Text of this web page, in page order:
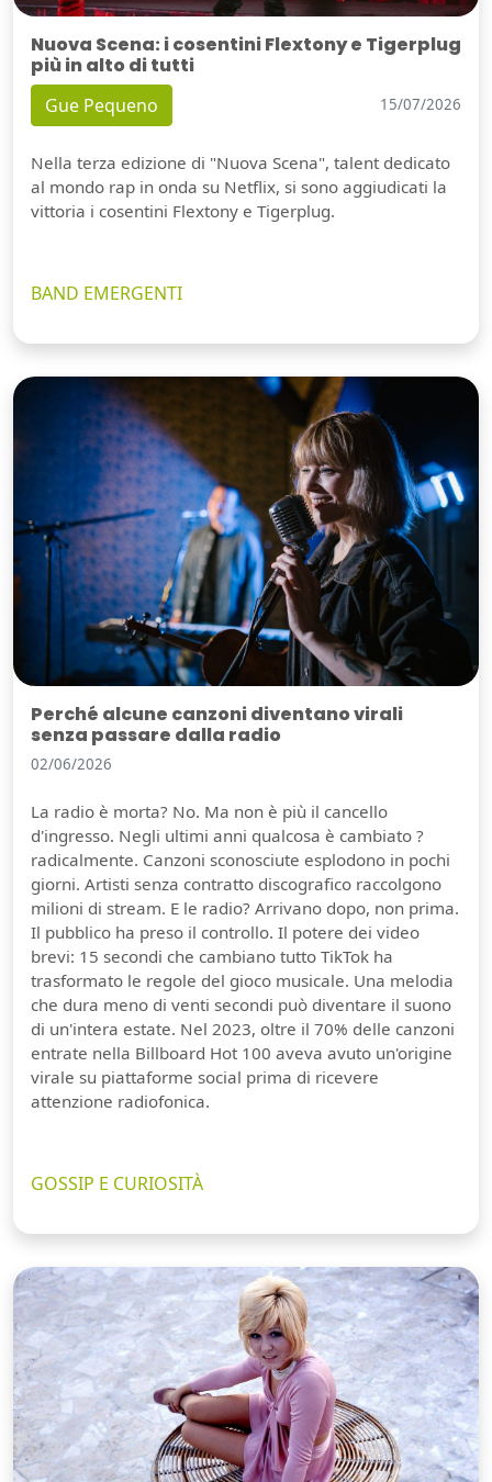
Nuova Scena: i cosentini Flextony e Tigerplug
più in alto di tutti
Gue Pequeno 15/07/2026
Nella terza edizione di "Nuova Scena", talent dedicato
al mondo rap in onda su Netflix, si sono aggiudicati la
vittoria i cosentini Flextony e Tigerplug.
BAND EMERGENTI
Perché alcune canzoni diventano virali
senza passare dalla radio
02/06/2026
La radio è morta? No. Ma non è più il cancello
d'ingresso. Negli ultimi anni qualcosa è cambiato ?
radicalmente. Canzoni sconosciute esplodono in pochi
giorni. Artisti senza contratto discografico raccolgono
milioni di stream. E le radio? Arrivano dopo, non prima.
Il pubblico ha preso il controllo. Il potere dei video
brevi: 15 secondi che cambiano tutto TikTok ha
trasformato le regole del gioco musicale. Una melodia
che dura meno di venti secondi può diventare il suono
di un'intera estate. Nel 2023, oltre il 70% delle canzoni
entrate nella Billboard Hot 100 aveva avuto un'origine
virale su piattaforme social prima di ricevere
attenzione radiofonica.
GOSSIP E CURIOSITÀ